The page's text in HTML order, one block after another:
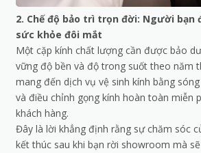
2. Chế độ bảo trì trọn đời: Người bạn
sức khỏe đôi mắt
Một cặp kính chất lượng cần được bảo
vững độ bền và độ trong suốt theo năm
mang đến dịch vụ vệ sinh kính bằng
và điều chỉnh gọng kính hoàn toàn miễn
khách hàng.
Đây là lời khẳng định rằng sự chăm sóc
kết thúc sau khi bạn rời showroom mà